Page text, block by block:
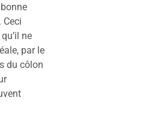
Ceci
ne
par le
du côlon